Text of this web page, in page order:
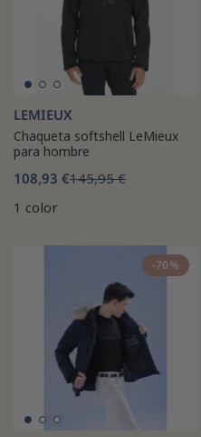
LEMIEUX
Chaqueta softshell LeMieux
para hombre
108,93 €145,95 €
1 color
-70%